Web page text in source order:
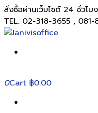
สั่งซื้อผ่านเว็บไซต์ 24 ชั่วโมง
TEL. 02-318-3655 ,
0Cart ฿0.00